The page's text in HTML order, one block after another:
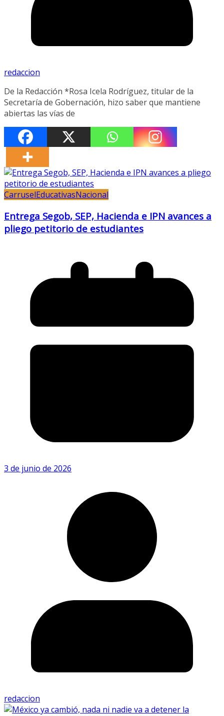
redaccion
De la Redacción *Rosa Icela Rodríguez, titular de la
Secretaría de Gobernación, hizo saber que mantiene
abiertas las vías de
CarruselEducativasNacional
Entrega Segob, SEP, Hacienda e IPN avances a
pliego petitorio de estudiantes
3 de junio de 2026
redaccion